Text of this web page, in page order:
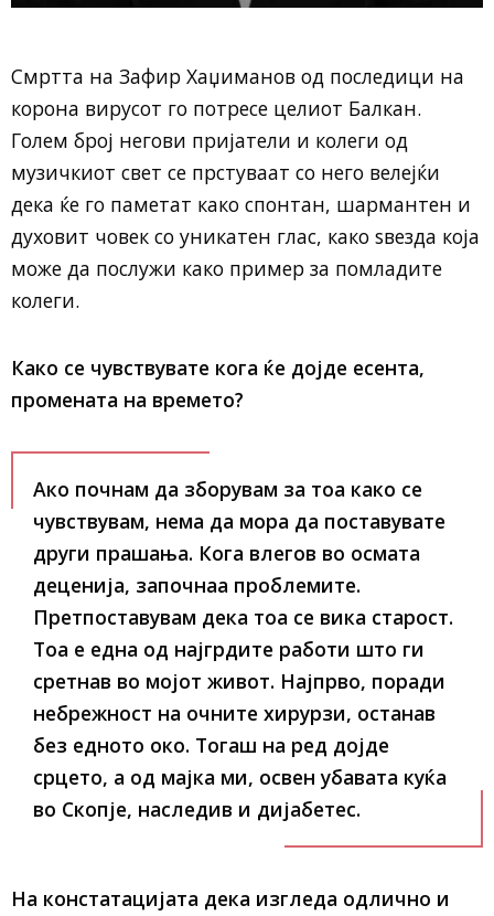
Смртта на Зафир Хаџиманов од последици на
корона вирусот го потресе целиот Балкан.
Голем број негови пријатели и колеги од
музичкиот свет се прстуваат со него велејќи
дека ќе го паметат како спонтан, шармантен и
духовит човек со уникатен глас, како ѕвезда која
може да послужи како пример за помладите
колеги.
Како се чувствувате кога ќе дојде есента,
промената на времето?
Ако почнам да зборувам за тоа како се
чувствувам, нема да мора да поставувате
други прашања. Кога влегов во осмата
деценија, започнаа проблемите.
Претпоставувам дека тоа се вика старост.
Тоа е една од најгрдите работи што ги
сретнав во мојот живот. Најпрво, поради
небрежност на очните хирурзи, останав
без едното око. Тогаш на ред дојде
срцето, а од мајка ми, освен убавата куќа
во Скопје, наследив и дијабетес.
На констатацијата дека изгледа одлично и